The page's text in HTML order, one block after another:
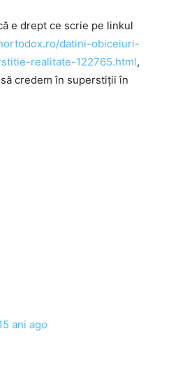
e drept ce scrie pe linkul
datini-obiceiuri-
realitate-122765.html,
credem în superstiţii în
ani ago